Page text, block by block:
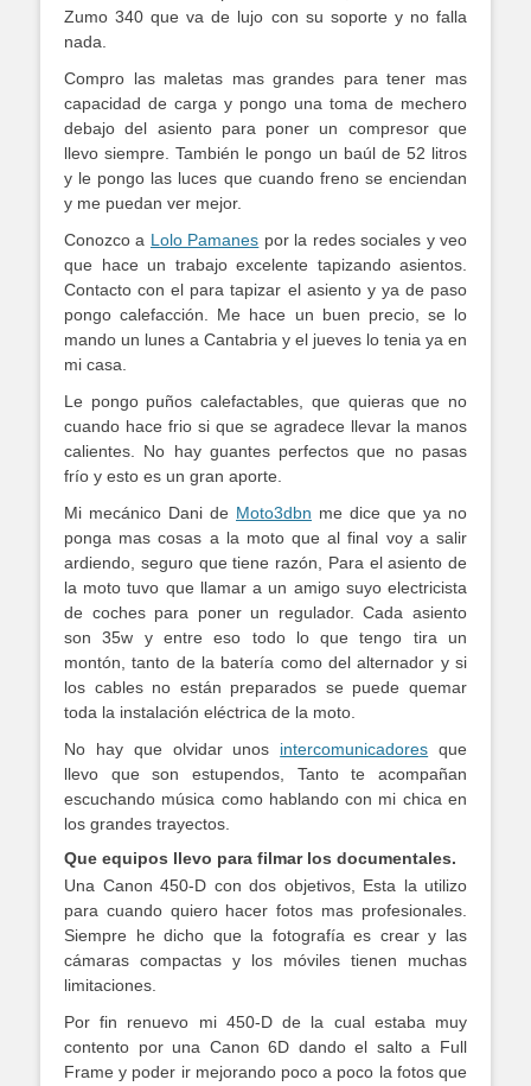
Zumo 340 que va de lujo con su soporte y no falla
nada.
Compro las maletas mas grandes para tener mas
capacidad de carga y pongo una toma de mechero
debajo del asiento para poner un compresor que
llevo siempre. También le pongo un baúl de 52 litros
y le pongo las luces que cuando freno se enciendan
y me puedan ver mejor.
Conozco a Lolo Pamanes por la redes sociales y veo
que hace un trabajo excelente tapizando asientos.
Contacto con el para tapizar el asiento y ya de paso
pongo calefacción. Me hace un buen precio, se lo
mando un lunes a Cantabria y el jueves lo tenia ya en
mi casa.
Le pongo puños calefactables, que quieras que no
cuando hace frio si que se agradece llevar la manos
calientes. No hay guantes perfectos que no pasas
frío y esto es un gran aporte.
Mi mecánico Dani de Moto3dbn me dice que ya no
ponga mas cosas a la moto que al final voy a salir
ardiendo, seguro que tiene razón, Para el asiento de
la moto tuvo que llamar a un amigo suyo electricista
de coches para poner un regulador. Cada asiento
son 35w y entre eso todo lo que tengo tira un
montón, tanto de la batería como del alternador y si
los cables no están preparados se puede quemar
toda la instalación eléctrica de la moto.
No hay que olvidar unos intercomunicadores que
llevo que son estupendos, Tanto te acompañan
escuchando música como hablando con mi chica en
los grandes trayectos.
Que equipos llevo para filmar los documentales.
Una Canon 450-D con dos objetivos, Esta la utilizo
para cuando quiero hacer fotos mas profesionales.
Siempre he dicho que la fotografía es crear y las
cámaras compactas y los móviles tienen muchas
limitaciones.
Por fin renuevo mi 450-D de la cual estaba muy
contento por una Canon 6D dando el salto a Full
Frame y poder ir mejorando poco a poco la fotos que